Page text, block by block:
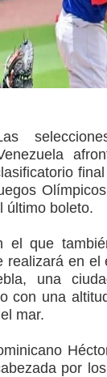
último boleto.
el que
realizará en el
una
con una
mar.
por